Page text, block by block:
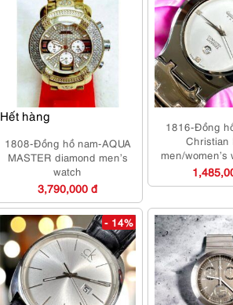
Hết hàng
1808-Đồng hồ nam-AQUA
MASTER diamond men’s
watch
3,790,000 đ
1816-Đồng
Christian
men/
mới/Chưa
- 14%